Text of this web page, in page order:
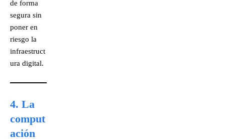
de forma
segura sin
poner en
riesgo la
infraestruct
ura digital.
4. La
comput
ación